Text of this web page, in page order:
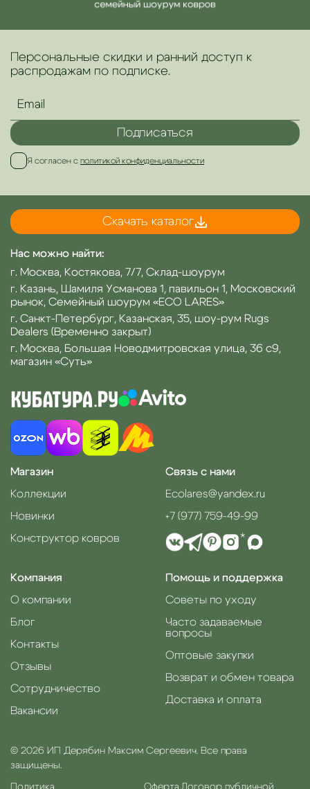
Персональные скидки и ранний доступ к
распродажам по подписке.
Подписаться
Я согласен с политикой конфиденциальности
Скачать каталог
Нас можно найти:
г. Москва, Костякова, 7/7, Склад-шоурум
г. Казань, Шамиля Усманова 1, павильон 1, Московский
рынок, Семейный шоурум «ECO LARES»
г. Санкт-Петербург, Казанская, 35, шоу-рум Rugs
Dealers (Временно закрыт)
г. Москва, Большая Новодмитровская улица, 36 с9,
магазин «Суть»
Магазин
Коллекции
Новинки
Конструктор ковров
Компания
О компании
Блог
Контакты
Отзывы
Сотрудничество
Вакансии
Помощь и поддержка
Советы по уходу
Часто задаваемые
вопросы
Оптовые закупки
Возврат и обмен товара
Доставка и оплата
Связь с нами
Ecolares@yandex.ru
+7 (977) 759-49-99
*
© 2026 ИП Дерябин Максим Сергеевич. Все права
защищены.